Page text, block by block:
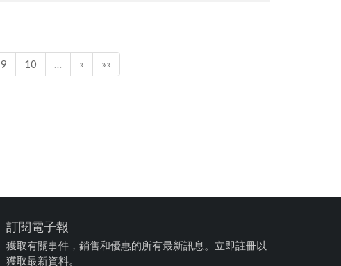
9 10 … » »»
訂閱電子報
獲取有關事件，銷售和優惠的所有最新訊息。立即註冊以
獲取最新資料。